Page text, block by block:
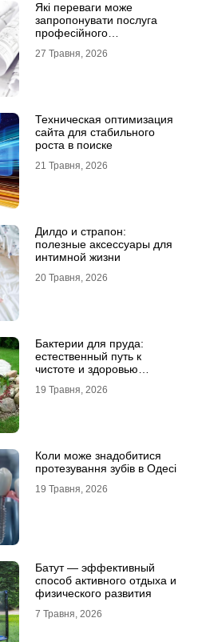
Які переваги може
запропонувати послуга
професійного
27 Травня, 2026
Техническая оптимизация
сайта для стабильного
роста в поиске
21 Травня, 2026
Дилдо и страпон:
полезные аксессуары для
интимной жизни
20 Травня, 2026
Бактерии для пруда:
естественный путь к
чистоте и здоровью
19 Травня, 2026
Коли може знадобитися
протезування зубів в Одесі
19 Травня, 2026
Батут — эффективный
способ активного отдыха и
физического развития
7 Травня, 2026